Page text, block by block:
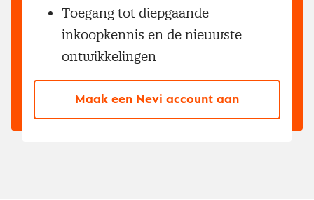
Toegang tot diepgaande
inkoopkennis en de nieuwste
ontwikkelingen
Maak een Nevi account aan